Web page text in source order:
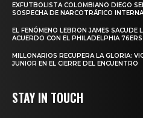
EXFUTBOLISTA COLOMBIANO DIEGO
SOSPECHA DE NARCOTRÁFICO
EL FENÓMENO LEBRON JAMES
ACUERDO CON EL PHILADELPHIA 76ERS
MILLONARIOS RECUPERA LA GLORIA:
JUNIOR EN EL CIERRE DEL ENCUENTRO
STAY IN TOUCH